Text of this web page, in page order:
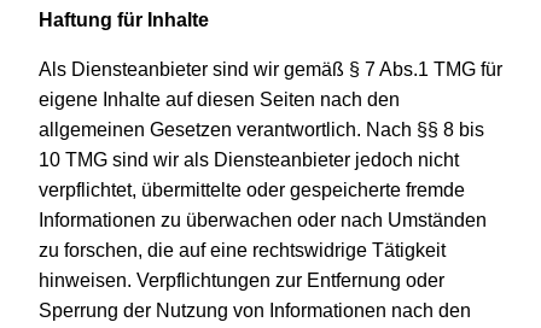
Haftung für Inhalte
Als Diensteanbieter sind wir gemäß § 7 Abs.1 TMG für
eigene Inhalte auf diesen Seiten nach den
allgemeinen Gesetzen verantwortlich. Nach §§ 8 bis
10 TMG sind wir als Diensteanbieter jedoch nicht
verpflichtet, übermittelte oder gespeicherte fremde
Informationen zu überwachen oder nach Umständen
zu forschen, die auf eine rechtswidrige Tätigkeit
hinweisen. Verpflichtungen zur Entfernung oder
Sperrung der Nutzung von Informationen nach den